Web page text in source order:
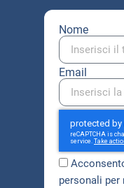
Nome
Email
personali per